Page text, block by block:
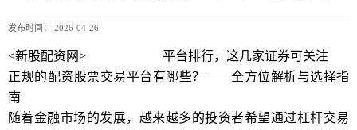
发布时间： 2026-04-26
<新股配资网>
平台排行，这几家证券可关注
正规的配资股票交易平台有哪些？——全方位解析与选择指
南
随着金融市场的发展，越来越多的投资者希望通过杠杆交易